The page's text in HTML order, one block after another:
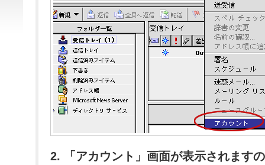
2. 「アカウント」画面が表示されます